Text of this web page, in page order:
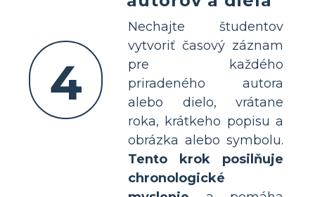
4
Nechajte študentov
vytvoriť časový záznam
pre každého
priradeného autora
alebo dielo, vrátane
roka, krátkeho popisu a
obrázka alebo symbolu.
Tento krok posilňuje
chronologické